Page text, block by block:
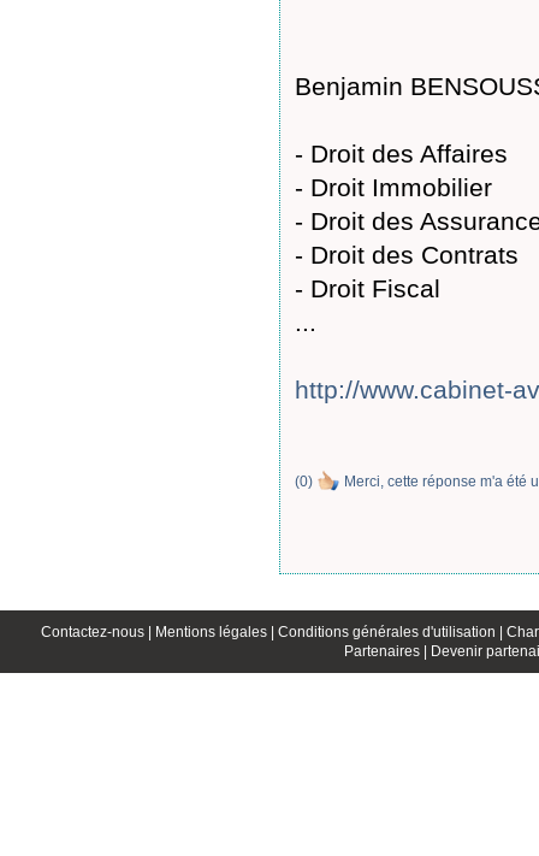
Benjamin
- Droit des Affaires
- Droit Immobilier
- Droit des
- Droit des Contrats
- Droit Fiscal
...
http://www.cabinet-
(0) Merci, cette réponse m'a été
Contactez-nous | Mentions légales | Conditions générales d'utilisation |
Partenaires |
Devenir